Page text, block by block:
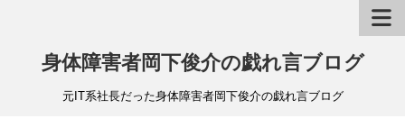
身体障害者岡下俊介の戯れ言ブログ
元IT系社長だった身体障害者岡下俊介の戯れ言ブログ